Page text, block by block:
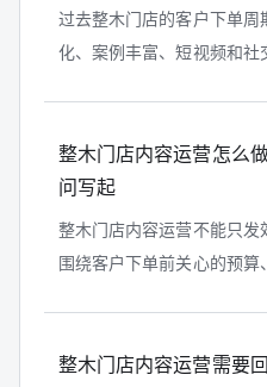
过去整木门店的客户下单周
化、案例丰富、短视频和
整木门店内容运营怎么
问写起
整木门店内容运营不能只
围绕客户下单前关心的预
整木门店内容运营需要